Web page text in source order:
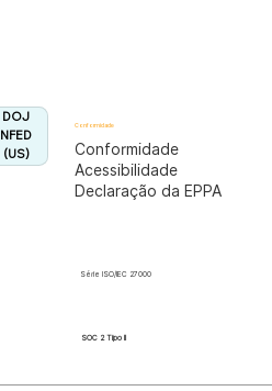
DOJ
NFED
(US)
Conformidade
Conformidade
Acessibilidade
Declaração da EPPA
Série ISO/IEC 27000
SOC 2 Tipo II